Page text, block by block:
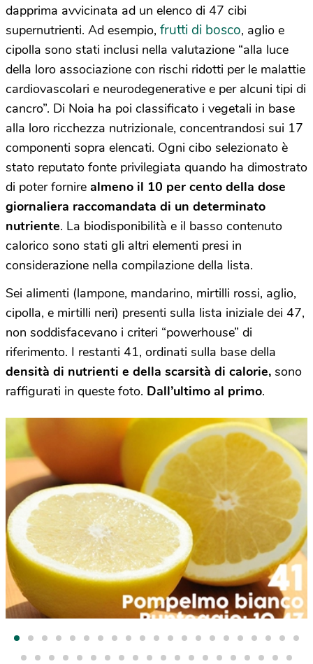
dapprima avvicinata ad un elenco di 47 cibi
supernutrienti. Ad esempio, frutti di bosco, aglio e
cipolla sono stati inclusi nella valutazione “alla luce
della loro associazione con rischi ridotti per le malattie
cardiovascolari e neurodegenerative e per alcuni tipi di
cancro”. Di Noia ha poi classificato i vegetali in base
alla loro ricchezza nutrizionale, concentrandosi sui 17
componenti sopra elencati. Ogni cibo selezionato è
stato reputato fonte privilegiata quando ha dimostrato
di poter fornire almeno il 10 per cento della dose
giornaliera raccomandata di un determinato
nutriente. La biodisponibilità e il basso contenuto
calorico sono stati gli altri elementi presi in
considerazione nella compilazione della lista.
Sei alimenti (lampone, mandarino, mirtilli rossi, aglio,
cipolla, e mirtilli neri) presenti sulla lista iniziale dei 47,
non soddisfacevano i criteri “powerhouse” di
riferimento. I restanti 41, ordinati sulla base della
densità di nutrienti e della scarsità di calorie, sono
raffigurati in queste foto. Dall’ultimo al primo.